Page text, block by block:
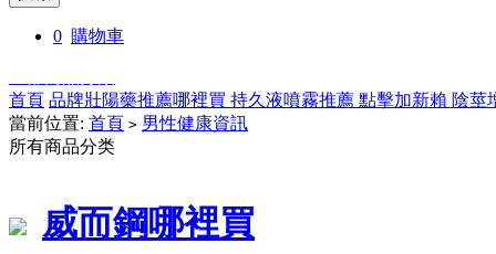
0 購物車
首頁 品牌壯陽藥推薦哪裡買 持久液噴霧推薦 點擊加新賴 陰莖
當前位置: 首頁 > 男性健康資訊
所有商品分类
威而鋼哪裡買